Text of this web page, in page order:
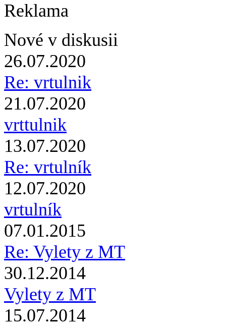
Reklama
Nové v diskusii
26.07.2020
Re: vrtulnik
21.07.2020
vrttulnik
13.07.2020
Re: vrtulník
12.07.2020
vrtulník
07.01.2015
Re: Vylety z MT
30.12.2014
Vylety z MT
15.07.2014